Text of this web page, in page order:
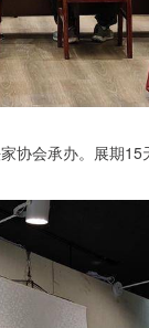
协会承办。展期